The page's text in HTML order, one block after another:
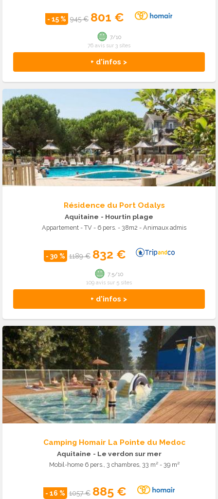
- 15 % 945 € 801 €
+ d'infos >
7/10
76 avis sur 3 sites
Résidence du Port Odalys
Aquitaine - Hourtin plage
Appartement - TV - 6 pers. - 38m2 - Animaux admis
- 30 % 1189 € 832 €
+ d'infos >
7.5/10
109 avis sur 5 sites
Camping Homair La Pointe du Medoc
Aquitaine - Le verdon sur mer
Mobil-home 6 pers., 3 chambres, 33 m² - 39 m²
- 16 % 1057 € 885 €